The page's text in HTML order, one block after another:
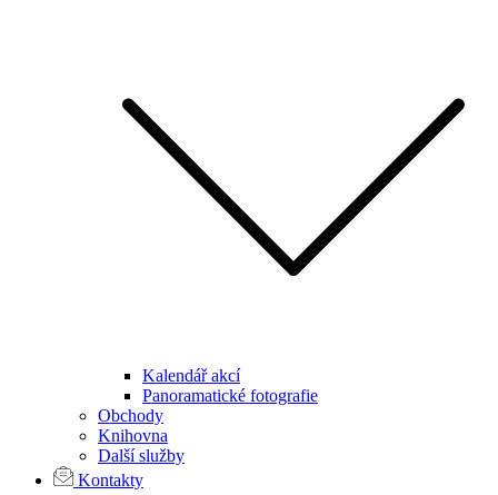
Kalendář akcí
Panoramatické fotografie
Obchody
Knihovna
Další služby
Kontakty